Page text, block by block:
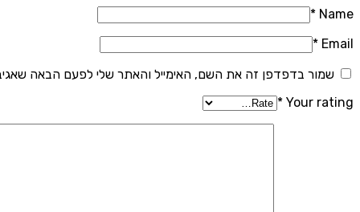
Name
*
Email
*
שמור בדפדפן זה את השם, האימייל והאתר שלי לפעם הבאה
Your rating
*